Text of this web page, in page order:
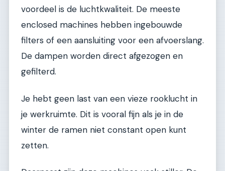
voordeel is de luchtkwaliteit. De meeste
enclosed machines hebben ingebouwde
filters of een aansluiting voor een afvoerslang.
De dampen worden direct afgezogen en
gefilterd.
Je hebt geen last van een vieze rooklucht in
je werkruimte. Dit is vooral fijn als je in de
winter de ramen niet constant open kunt
zetten.